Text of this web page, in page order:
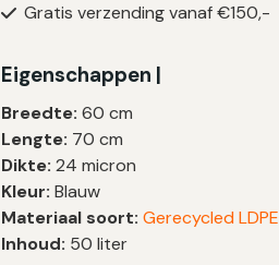
Liter
LDPE
T30
|
60×70
cm
–
500
Gratis verzending vanaf €150,-
Eigenschappen |
Breedte: 60 cm
Lengte: 70 cm
Dikte: 24 micron
Kleur: Blauw
Materiaal soort: Gerecycled LDPE
Inhoud: 50 liter